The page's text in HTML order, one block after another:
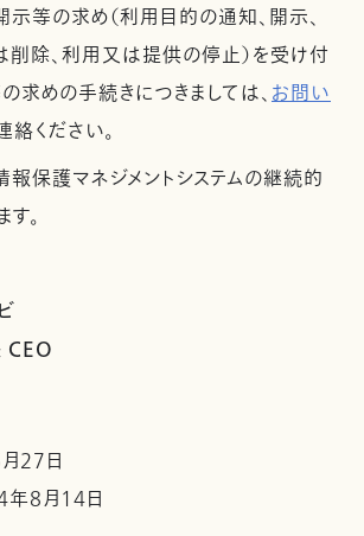
等の求め（利用目的の通知、開示、
削除、利用又は提供の停止）を受け付
求めの手続きにつきましては、お問い
絡ください。
保護マネジメントシステムの継続的
。
CEO
27日
8月14日